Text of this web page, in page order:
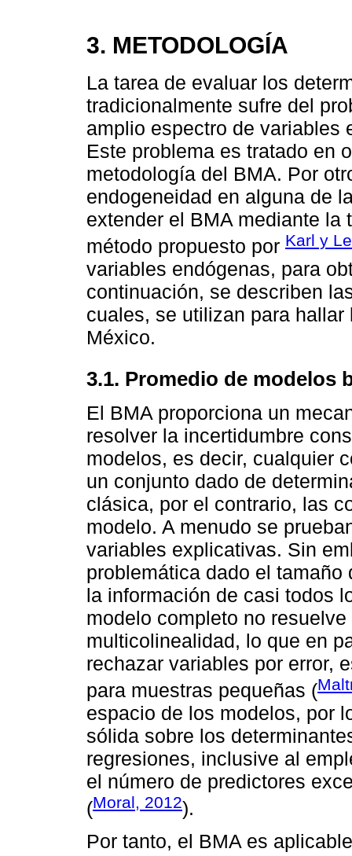
3. METODOLOGÍA
La tarea de evaluar los
tradicionalmente sufre del
amplio espectro de variables
Este problema es tratado en
metodología del BMA. Por
endogeneidad en alguna de
extender el BMA mediante
método propuesto por Karl y
variables endógenas, para
continuación, se describen
cuales, se utilizan para
México.
3.1. Promedio de modelos
El BMA proporciona un
resolver la incertidumbre
modelos, es decir, cualquier
un conjunto dado de
clásica, por el contrario, las
modelo. A menudo se
variables explicativas. Sin
problemática dado el
la información de casi todos
modelo completo no
multicolinealidad, lo que en
rechazar variables por error,
para muestras pequeñas (
espacio de los modelos, por
sólida sobre los
regresiones, inclusive al
el número de predictores
(Moral, 2012).
Por tanto, el BMA es